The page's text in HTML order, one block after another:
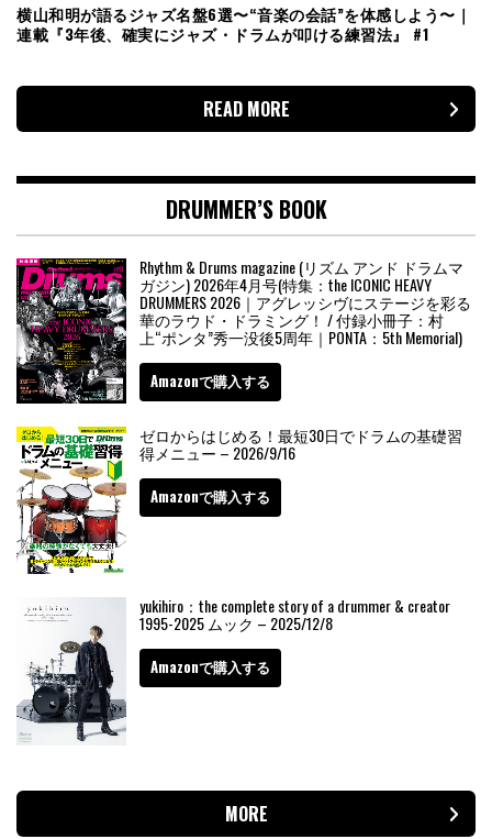
横山和明が語るジャズ名盤6選〜“音楽の会話”を体感しよう〜｜
連載『3年後、確実にジャズ・ドラムが叩ける練習法』 #1
READ MORE
DRUMMER’S BOOK
Rhythm & Drums magazine (リズム アンド ドラムマ
ガジン) 2026年4月号(特集：the ICONIC HEAVY
DRUMMERS 2026｜アグレッシヴにステージを彩る
華のラウド・ドラミング！ / 付録小冊子：村
上“ポンタ”秀一没後5周年｜PONTA：5th Memorial)
Amazonで購入する
ゼロからはじめる！最短30日でドラムの基礎習
得メニュー – 2026/9/16
Amazonで購入する
yukihiro：the complete story of a drummer & creator
1995-2025 ムック – 2025/12/8
Amazonで購入する
MORE